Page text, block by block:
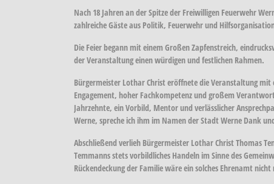
Nach 18 Jahren an der Spitze der Freiwilligen Feuerwehr
zahlreiche Gäste aus Politik, Feuerwehr und
Die Feier begann mit einem Großen Zapfenstreich,
der Veranstaltung einen würdigen und festlichen Rahmen.
Bürgermeister Lothar Christ eröffnete die Veranstaltung mit
Engagement, hoher Fachkompetenz und großem
Jahrzehnte, ein Vorbild, Mentor und verlässlicher
Werne, spreche ich ihm im Namen der Stadt Werne Dank
Abschließend verlieh Bürgermeister Lothar Christ Thomas
Temmanns stets vorbildliches Handeln im Sinne des
Rückendeckung der Familie wäre ein solches Ehrenamt nicht